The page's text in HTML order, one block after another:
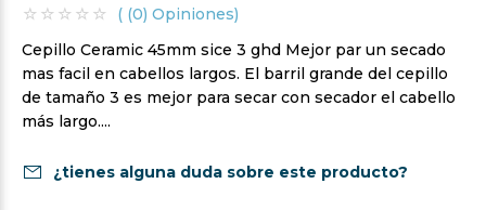
( (0) Opiniones)
Cepillo Ceramic 45mm sice 3 ghd Mejor par un secado
mas facil en cabellos largos. El barril grande del cepillo
de tamaño 3 es mejor para secar con secador el cabello
más largo....
¿tienes alguna duda sobre este producto?